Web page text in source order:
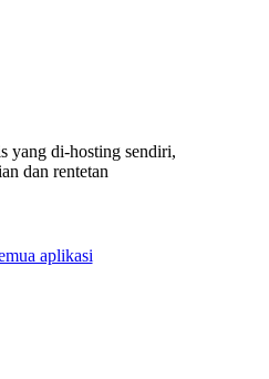
yang di-hosting sendiri,
dan rentetan
aplikasi